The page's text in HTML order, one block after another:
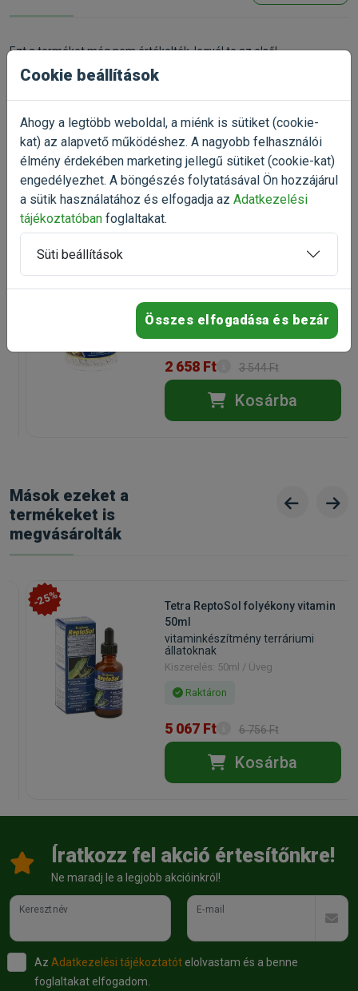
Gyártó:ExoTerra
Státusz:
Raktáron
Törékeny:
Ezt a terméket még nem értékelték, legyél te az első!
Értékelés írása
Talán ezek is
érdekelnek
-25%
Ásványianyag terráriumi
állatoknak
Kiszerelés: 60g / Doboz
Raktáron
2 658 Ft 3 544 Ft
Kosárba
Mások ezeket a
termékeket is
megvásárolták
-25%
Tetra ReptoSol folyékony vitamin
50ml
vitaminkészítmény terráriumi
állatoknak
Kiszerelés: 50ml / Üveg
Raktáron
5 067 Ft 6 756 Ft
Kosárba
Íratkozz fel akció értesítőnkre!
Ne maradj le a legjobb akcióinkról!
Keresztnév E-mail
Az Adatkezelési tájékoztatót elolvastam és a benne
foglaltakat elfogadom.
Cookie beállítások
Ahogy a legtöbb weboldal, a miénk is sütiket (cookie-
kat) az alapvető működéshez. A nagyobb felhasználói
élmény érdekében marketing jellegű sütiket (cookie-kat)
engedélyezhet. A böngészés folytatásával Ön hozzájárul
a sütik használatához és elfogadja az Adatkezelési
tájékoztatóban foglaltakat.
Süti beállítások
Összes elfogadása és bezár